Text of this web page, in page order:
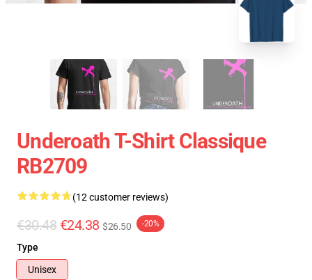
Underoath T-Shirt Classique
RB2709
(12 customer reviews)
€30.48 €24.38 $26.50 -20%
Type
Unisex